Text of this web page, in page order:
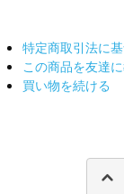
特定商取引法に
この商品を友達
買い物を続ける